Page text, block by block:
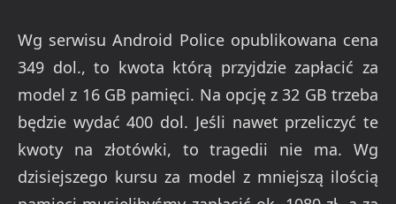
Wg serwisu Android Police opublikowana cena
349 dol., to kwota którą przyjdzie zapłacić za
model z 16 GB pamięci. Na opcję z 32 GB trzeba
będzie wydać 400 dol. Jeśli nawet przeliczyć te
kwoty na złotówki, to tragedii nie ma. Wg
dzisiejszego kursu za model z mniejszą ilością